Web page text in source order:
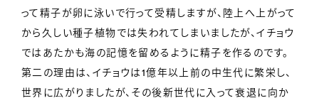
って精子が卵に泳いで行って受精しますが、陸上へ上がって
から久しい種子植物では失われてしまいましたが、イチョウ
ではあたかも海の記憶を留めるように精子を作るのです。
第二の理由は、イチョウは1億年以上前の中生代に繁栄し、
世界に広がりましたが、その後新世代に入って衰退に向か